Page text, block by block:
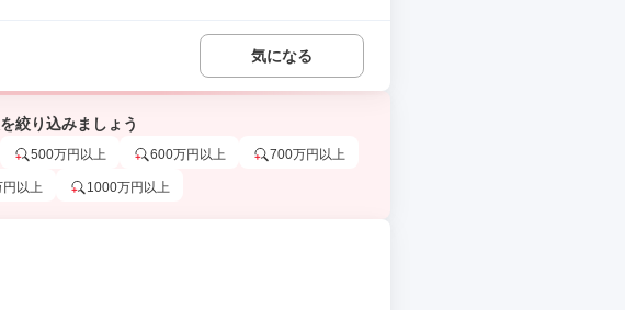
気になる
絞り込みましょう
500万円以上 600万円以上 700万円以上
以上 1000万円以上